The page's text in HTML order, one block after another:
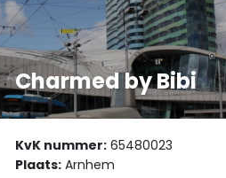
Charmed by Bibi
KvK nummer: 65480023
Plaats: Arnhem